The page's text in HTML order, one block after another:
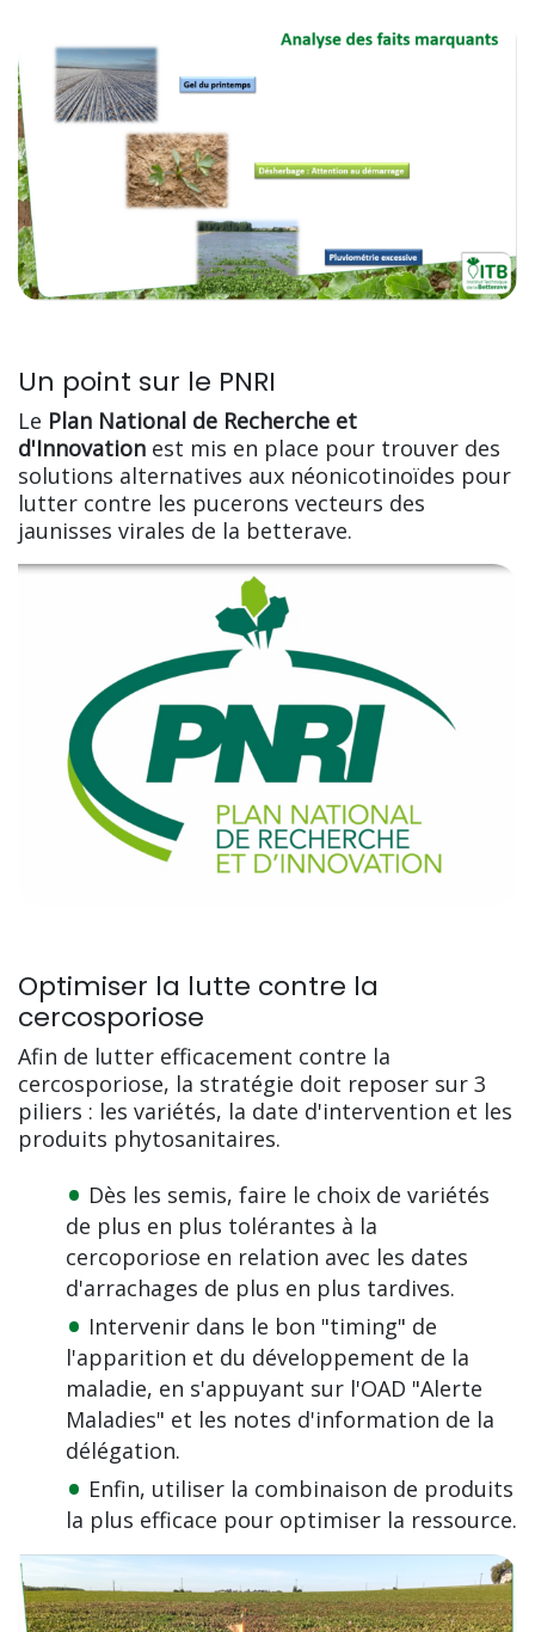
Un point sur le PNRI
Le Plan National de Recherche et
d'Innovation est mis en place pour trouver des
solutions alternatives aux néonicotinoïdes pour
lutter contre les pucerons vecteurs des
jaunisses virales de la betterave.
Optimiser la lutte contre la
cercosporiose
Afin de lutter efficacement contre la
cercosporiose, la stratégie doit reposer sur 3
piliers : les variétés, la date d'intervention et les
produits phytosanitaires.
Dès les semis, faire le choix de variétés
de plus en plus tolérantes à la
cercoporiose en relation avec les dates
d'arrachages de plus en plus tardives.
Intervenir dans le bon "timing" de
l'apparition et du développement de la
maladie, en s'appuyant sur l'OAD "Alerte
Maladies" et les notes d'information de la
délégation.
Enfin, utiliser la combinaison de produits
la plus efficace pour optimiser la ressource.